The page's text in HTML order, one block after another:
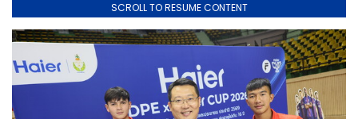
SCROLL TO RESUME CONTENT